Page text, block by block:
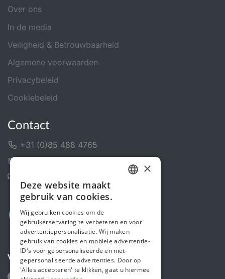
Over ons
In de media
Veiligheid & Betrouwbaarheid
Algemene voorwaarden
Privacybeleid
Cookiebeleid
Contact
+31 (0)85 488 4765
Volg ons
ENGLISH
×
Deze website maakt
gebruik van cookies.
Wij gebruiken cookies om de
gebruikerservaring te verbeteren en voor
advertentiepersonalisatie. Wij maken
gebruik van cookies en mobiele advertentie-
ID's voor gepersonaliseerde en niet-
gepersonaliseerde advertenties. Door op
'Alles accepteren' te klikken, gaat u hiermee